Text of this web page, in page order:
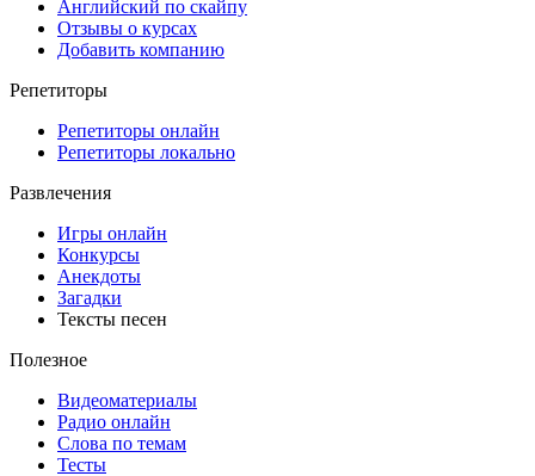
Английский по скайпу
Отзывы о курсах
Добавить компанию
Репетиторы
Репетиторы онлайн
Репетиторы локально
Развлечения
Игры онлайн
Конкурсы
Анекдоты
Загадки
Тексты песен
Полезное
Видеоматериалы
Радио онлайн
Слова по темам
Тесты